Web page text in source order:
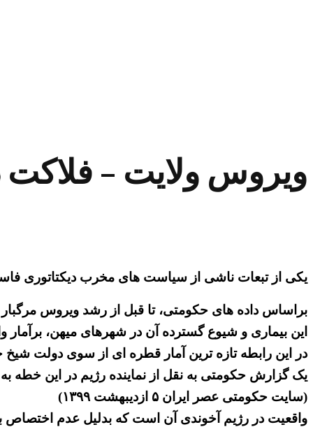
ویروس ولایت – فلاکت
یکی از تبعات ناشی از سیاست های مخرب دیکتاتوری
این بیماری و شیوع گسترده آن در شهرهای میهن،
در این رابطه تازه ترین آمار قطره ای از سوی دولت شیخ حسن روحانی از بروز بیش از «۲
(سایت حکومتی عصر ایران ۵ ازدیبهشت ۱۳۹۹)
واقعیت در رژیم آخوندی آن است که بدلیل عدم